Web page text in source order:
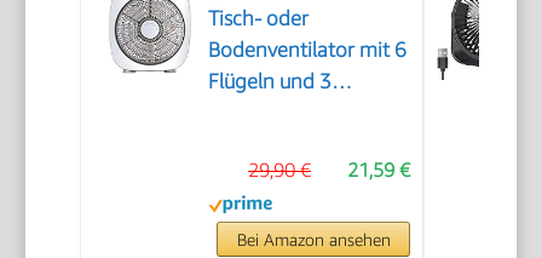
Tisch- oder
Bodenventilator mit 6
Flügeln und 3
Bodenventilator Box
Floor AR5B24, Weiß
21,59 €
29,90 €
Bei Amazon ansehen